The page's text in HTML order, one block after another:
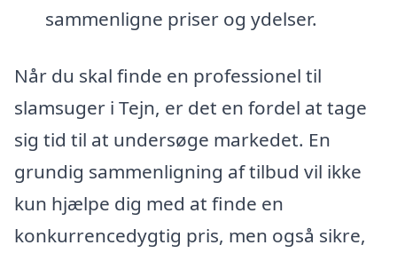
sammenligne priser og ydelser.
Når du skal finde en professionel til
slamsuger i Tejn, er det en fordel at tage
sig tid til at undersøge markedet. En
grundig sammenligning af tilbud vil ikke
kun hjælpe dig med at finde en
konkurrencedygtig pris, men også sikre,